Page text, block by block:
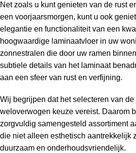
Net zoals u kunt genieten van de rust
een voorjaarsmorgen, kunt u ook
elegantie en functionaliteit van een
hoogwaardige laminaatvloer in uw
zonnestralen die door uw ramen
subtiele details van het laminaat
aan een sfeer van rust en verfijning.
Wij begrijpen dat het selecteren van
weloverwogen keuze vereist. Daarom
zorgvuldig samengesteld assortiment
die niet alleen esthetisch aantrekkelijk
duurzaam en onderhoudsvriendelijk.